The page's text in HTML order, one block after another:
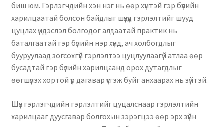
биш юм. Гэрлэгчдийн хэн нэг нь өөр хүнтэй гэр бүлийн
харилцаатай болсон байдлыг шүүхүүд гэрлэлтийг шууд
цуцлах үндэслэл болгодог алдаатай практик нь
баталгаатай гэр бүлийн нэр хүнд, ач холбогдлыг
бууруулаад зогсохгүй гэрлэлтээ цуцлуулаагүй атлаа өөр
бусадтай гэр бүлийн харилцаанд орох дутагдлыг
өөгшүүлэх хортой үр дагавар үүсгэж буйг анхаарах нь зүйтэй.
Шүүх гэрлэгчдийн гэрлэлтийг цуцалснаар гэрлэлтийн
харилцааг дуусгавар болгохын зэрэгцээ өөр эрх зүйн